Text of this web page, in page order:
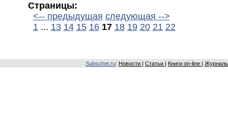
Страницы:
<-- предыдущая следующая -->
1... 13 14 15 16 17 18 19 20 21 22
Subschet.ru: Новости Статьи Книги on-line